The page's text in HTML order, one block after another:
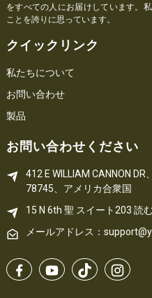
をすべての人にお届けしています。
ことを誇りに思っています。
クイックリンク
私たちについて
お問い合わせ
製品
お問い合わせください
412 E WILLIAM CANNON
78745、アメリカ合衆国
15 N 6th 聖 スイート203 読
メールアドレス：